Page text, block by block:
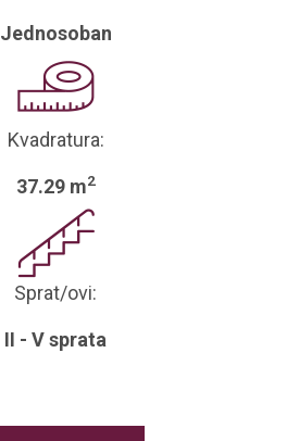
Jednosoban
Kvadratura:
37.29 m2
Sprat/ovi:
II - V sprata